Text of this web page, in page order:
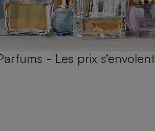
- Les prix s’envolent